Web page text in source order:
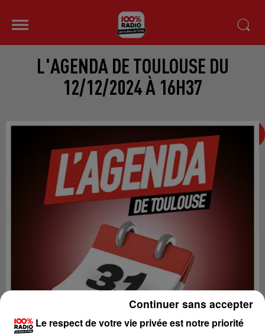
L'AGENDA DE TOULOUSE DU
12/12/2024 À 16H37
Le respect de votre vie privée est notre priorité
Continuer sans accepter